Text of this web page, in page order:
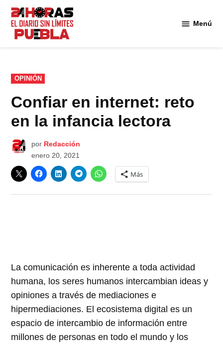
Saltar
contenido
Menú
PUBLICADO
EN
OPINIÓN
Confiar en internet: reto
en la infancia lectora
por Redacción
enero 20, 2021
Más
La comunicación es inherente a toda actividad
humana, los seres humanos intercambian ideas y
opiniones a través de mediaciones e
hipermediaciones. El ecosistema digital es un
espacio de intercambio de información entre
millones de personas en todo el mundo y los